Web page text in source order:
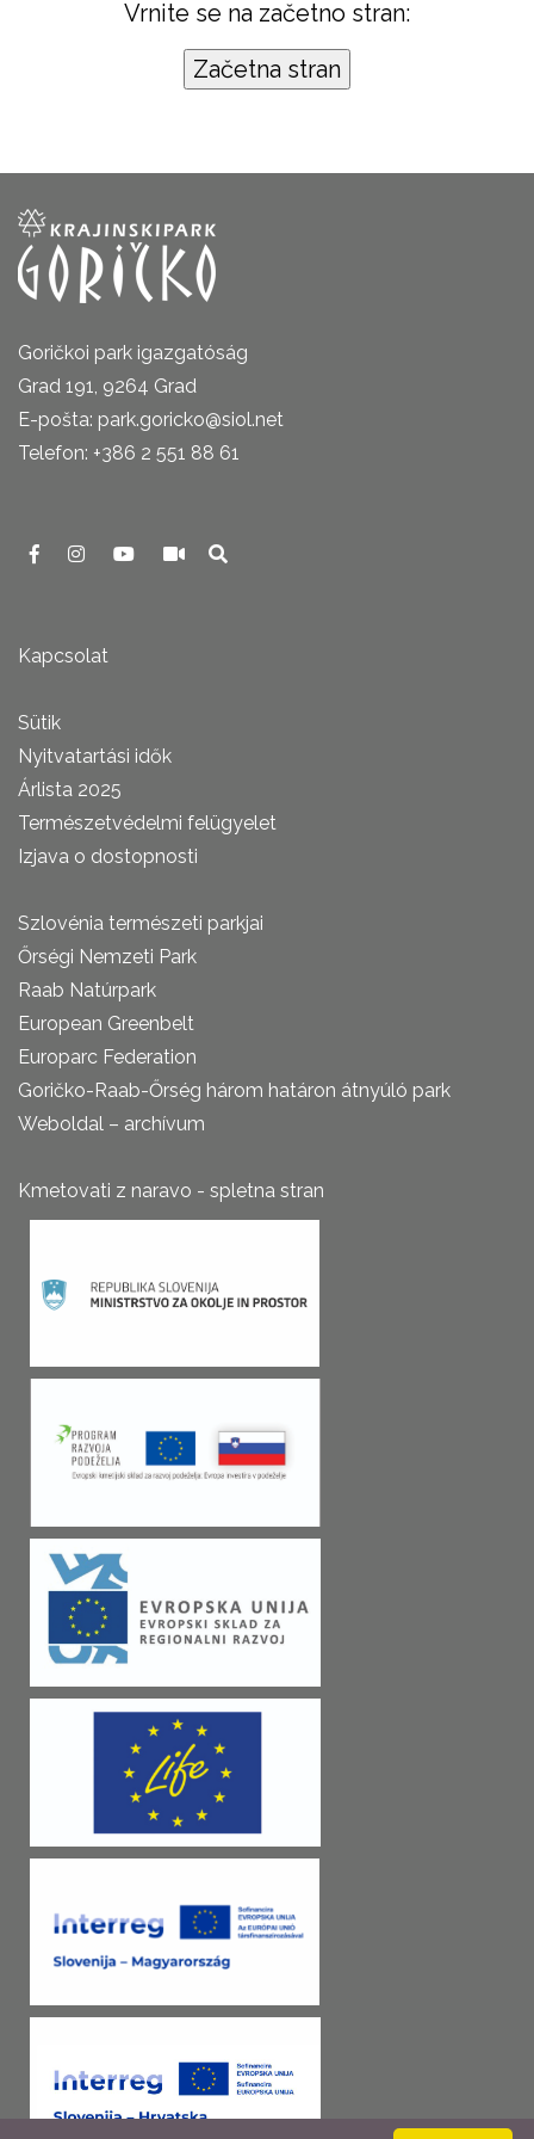
Vrnite se na začetno stran:
Goričkoi park igazgatóság
Grad 191, 9264 Grad
E-pošta: park.goricko@siol.net
Telefon: +386 2 551 88 61
Kapcsolat
Sütik
Nyitvatartási idők
Árlista 2025
Természetvédelmi felügyelet
Izjava o dostopnosti
Szlovénia természeti parkjai
Őrségi Nemzeti Park
Raab Natúrpark
European Greenbelt
Europarc Federation
Goričko-Raab-Őrség három határon átnyúló park
Weboldal – archívum
Kmetovati z naravo - spletna stran